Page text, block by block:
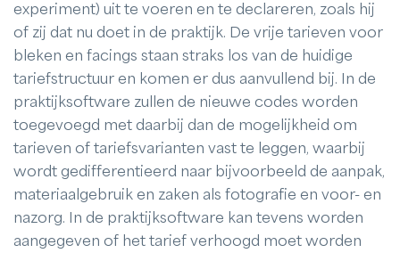
experiment) uit te voeren en te declareren, zoals hij
of zij dat nu doet in de praktijk. De vrije tarieven voor
bleken en facings staan straks los van de huidige
tariefstructuur en komen er dus aanvullend bij. In de
praktijksoftware zullen de nieuwe codes worden
toegevoegd met daarbij dan de mogelijkheid om
tarieven of tariefsvarianten vast te leggen, waarbij
wordt gedifferentieerd naar bijvoorbeeld de aanpak,
materiaalgebruik en zaken als fotografie en voor- en
nazorg. In de praktijksoftware kan tevens worden
aangegeven of het tarief verhoogd moet worden